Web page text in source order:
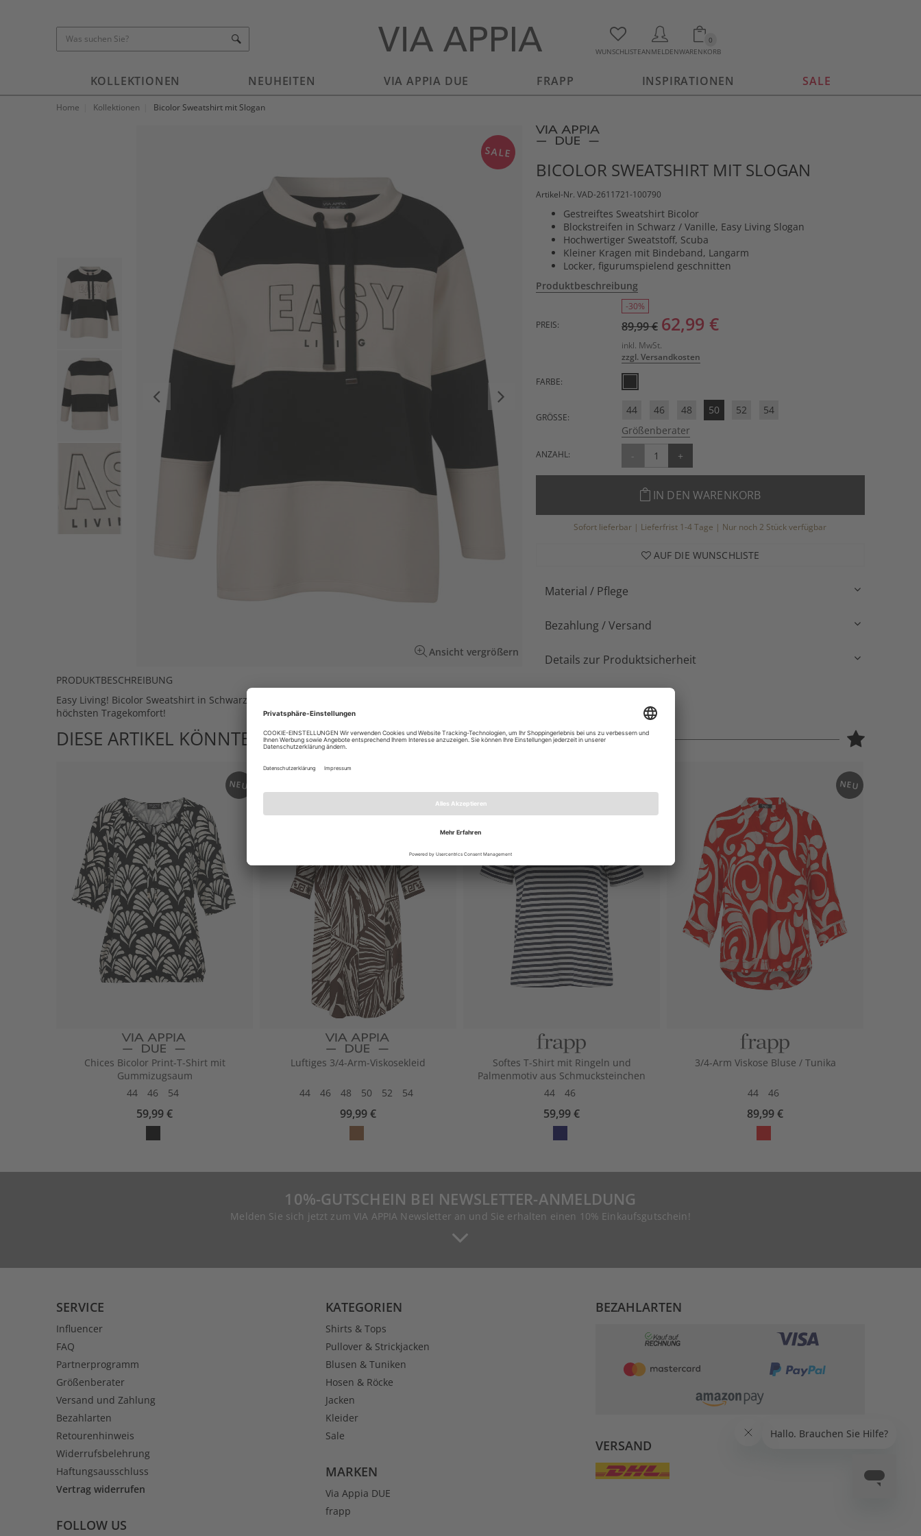
WUNSCHLISTEANMELDEN
0
WARENKORB
KOLLEKTIONEN NEUHEITEN VIA APPIA DUE FRAPP INSPIRATIONEN SALE
Home Kollektionen Bicolor Sweatshirt mit Slogan
SALE
Ansicht vergrößern
PRODUKTBESCHREIBUNG
Easy Living! Bicolor Sweatshirt in Schwarz / Vanille mit kleinem Kragen. Weich und bequem für
höchsten Tragekomfort!
BICOLOR SWEATSHIRT MIT SLOGAN
Artikel-Nr. VAD-2611721-100790
Gestreiftes Sweatshirt Bicolor
Blockstreifen in Schwarz / Vanille, Easy Living Slogan
Hochwertiger Sweatstoff, Scuba
Kleiner Kragen mit Bindeband, Langarm
Locker, figurumspielend geschnitten
Produktbeschreibung
-30%
PREIS:
89,99 € 62,99 €
inkl. MwSt.
zzgl. Versandkosten
FARBE:
GRÖSSE:
44 46 48 50 52
54
Größenberater
ANZAHL: - +
IN DEN WARENKORB
Sofort lieferbar | Lieferfrist 1-4 Tage | Nur noch 2 Stück verfügbar
AUF DIE WUNSCHLISTE
Material / Pflege
Bezahlung / Versand
Details zur Produktsicherheit
DIESE ARTIKEL KÖNNTEN IHNEN AUCH GEFALLEN
NEU
Chices Bicolor Print-T-Shirt mit
Gummizugsaum
44
46 54
59,99 €
Luftiges 3/4-Arm-Viskosekleid
44 46 48 50 52 54
99,99 €
Softes T-Shirt mit Ringeln und
Palmenmotiv aus Schmucksteinchen
44
46
59,99 €
NEU
3/4-Arm Viskose Bluse / Tunika
44 46
89,99 €
10%-GUTSCHEIN BEI NEWSLETTER-ANMELDUNG
Melden Sie sich jetzt zum VIA APPIA Newsletter an und Sie erhalten einen 10% Einkaufsgutschein!
SERVICE
Influencer
FAQ
Partnerprogramm
Größenberater
Versand und Zahlung
Bezahlarten
Retourenhinweis
Widerrufsbelehrung
Haftungsausschluss
Vertrag widerrufen
FOLLOW US
KATEGORIEN
Shirts & Tops
Pullover & Strickjacken
Blusen & Tuniken
Hosen & Röcke
Jacken
Kleider
Sale
MARKEN
Via Appia DUE
frapp
BEZAHLARTEN
VERSAND